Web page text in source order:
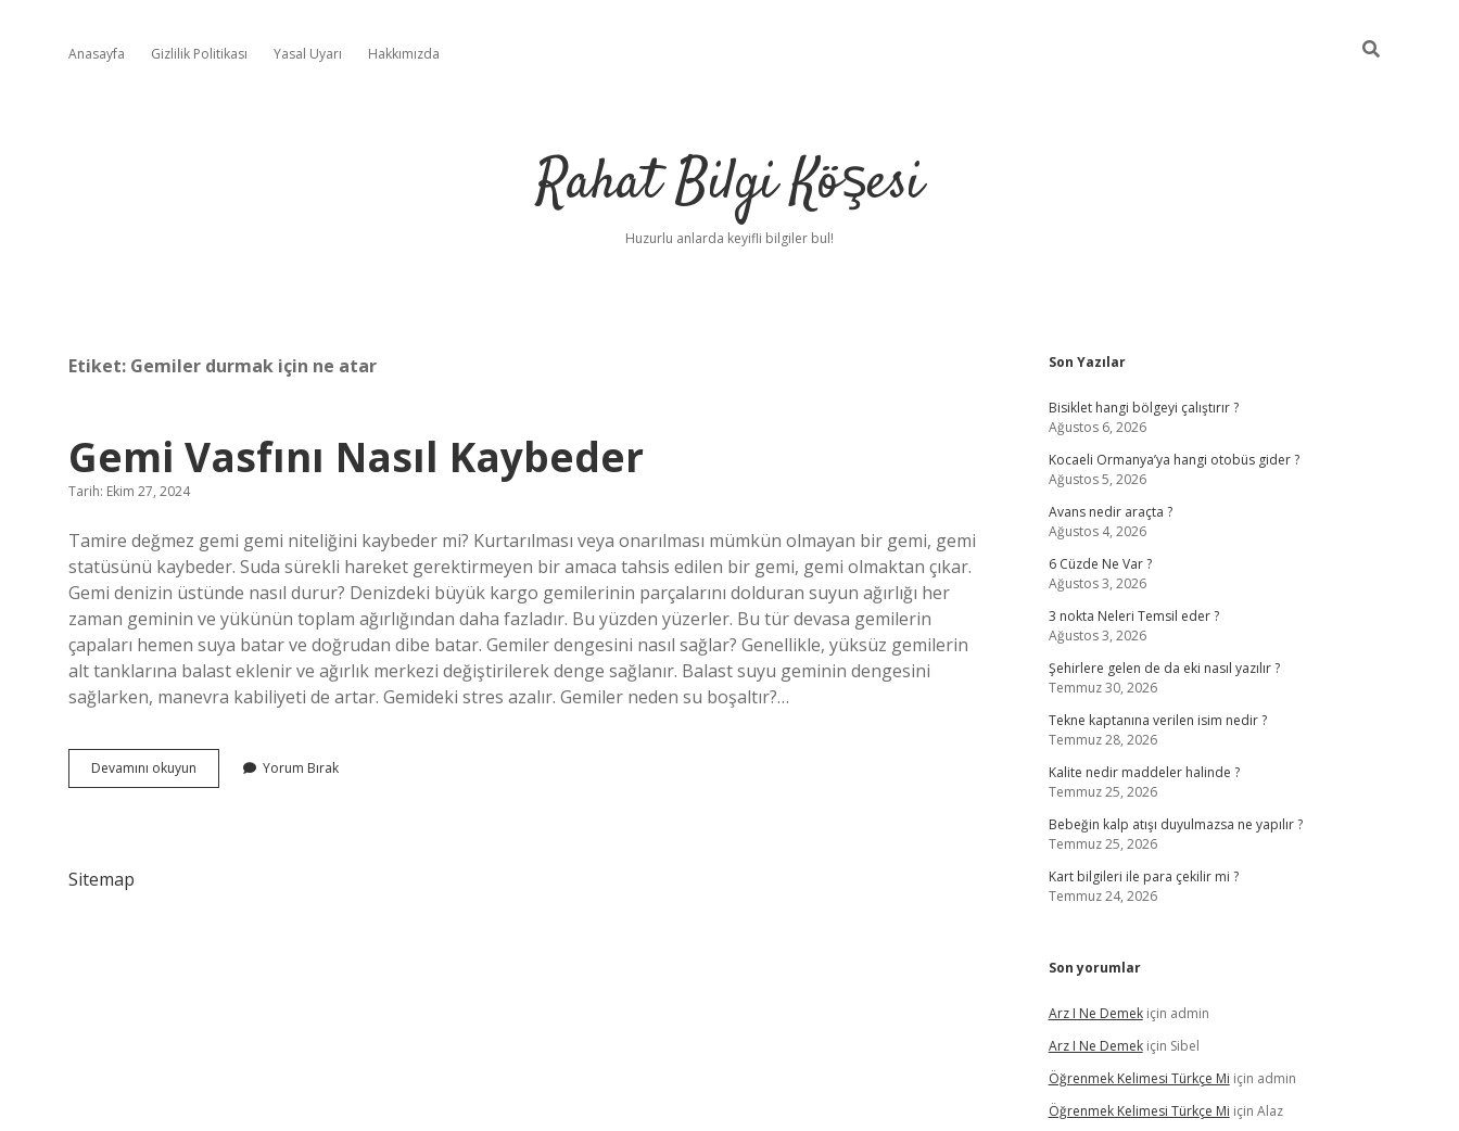
Anasayfa Gizlilik Politikası Yasal Uyarı Hakkımızda
Rahat Bilgi Köşesi
Huzurlu anlarda keyifli bilgiler bul!
Etiket: Gemiler durmak için ne atar
Gemi Vasfını Nasıl Kaybeder
Tarih: Ekim 27, 2024
Tamire değmez gemi gemi niteliğini kaybeder mi? Kurtarılması veya onarılması mümkün olmayan bir gemi, gemi
statüsünü kaybeder. Suda sürekli hareket gerektirmeyen bir amaca tahsis edilen bir gemi, gemi olmaktan çıkar.
Gemi denizin üstünde nasıl durur? Denizdeki büyük kargo gemilerinin parçalarını dolduran suyun ağırlığı her
zaman geminin ve yükünün toplam ağırlığından daha fazladır. Bu yüzden yüzerler. Bu tür devasa gemilerin
çapaları hemen suya batar ve doğrudan dibe batar. Gemiler dengesini nasıl sağlar? Genellikle, yüksüz gemilerin
alt tanklarına balast eklenir ve ağırlık merkezi değiştirilerek denge sağlanır. Balast suyu geminin dengesini
sağlarken, manevra kabiliyeti de artar. Gemideki stres azalır. Gemiler neden su boşaltır?…
Devamını okuyun
Vasfını
Yorum Bırak
Sitemap
Sidebar
Son Yazılar
Bisiklet hangi bölgeyi çalıştırır ?
Ağustos 6, 2026
Kocaeli Ormanya’ya hangi otobüs gider ?
Ağustos 5, 2026
Avans nedir araçta ?
Ağustos 4, 2026
6 Cüzde Ne Var ?
Ağustos 3, 2026
3 nokta Neleri Temsil eder ?
Ağustos 3, 2026
Şehirlere gelen de da eki nasıl yazılır ?
Temmuz 30, 2026
Tekne kaptanına verilen isim nedir ?
Temmuz 28, 2026
Kalite nedir maddeler halinde ?
Temmuz 25, 2026
Bebeğin kalp atışı duyulmazsa ne yapılır ?
Temmuz 25, 2026
Kart bilgileri ile para çekilir mi ?
Temmuz 24, 2026
Son yorumlar
Arz I Ne Demekiçin admin
Arz I Ne Demekiçin Sibel
Öğrenmek Kelimesi Türkçe Mi için admin
Öğrenmek Kelimesi Türkçe Mi için Alaz